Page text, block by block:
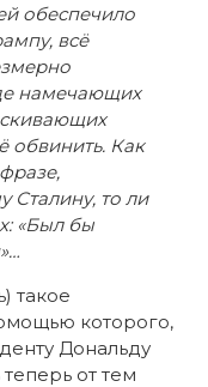
обеспечило
всё
намечающих
обвинить. Как
то ли
«Был бы
такое
которого,
Дональду
от тем